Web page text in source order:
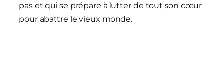
pas et qui se prépare à lutter de tout son cœur
pour abattre le vieux monde.